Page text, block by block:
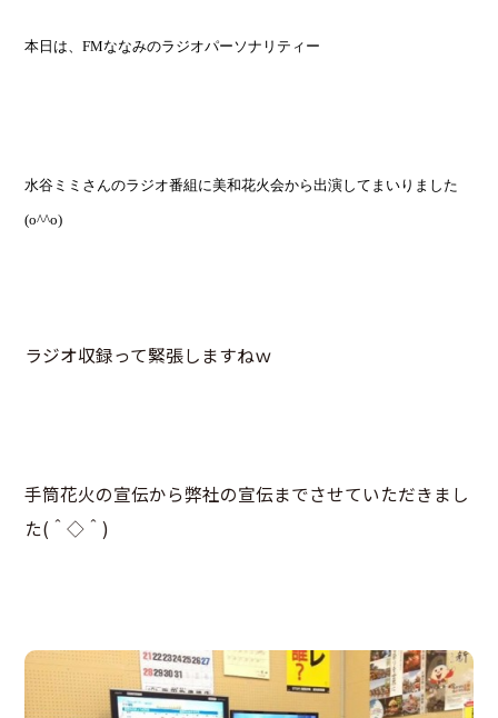
本日は、FMななみのラジオパーソナリティー
水谷ミミさんのラジオ番組に美和花火会から出演してまいりました
(o^^o)
ラジオ収録って緊張しますねｗ
手筒花火の宣伝から弊社の宣伝までさせていただきまし
た(＾◇＾)